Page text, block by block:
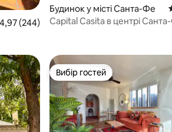
оцінка: 4,97 з 5, відгуки: 244
4,97 (244)
Будинок у місті Санта-Фе
Capital Casita в центрі
Вибір гостей
Вибір гостей